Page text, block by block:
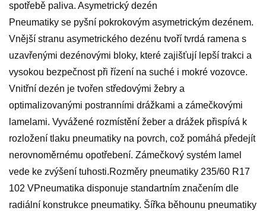
spotřebě paliva. Asymetrický dezén
Pneumatiky se pyšní pokrokovým asymetrickým dezénem.
Vnější stranu asymetrického dezénu tvoří tvrdá ramena s
uzavřenými dezénovými bloky, které zajišťují lepší trakci a
vysokou bezpečnost při řízení na suché i mokré vozovce.
Vnitřní dezén je tvořen středovými žebry a
optimalizovanými postranními drážkami a zámečkovými
lamelami. Vyvážené rozmístění žeber a drážek přispívá k
rozložení tlaku pneumatiky na povrch, což pomáhá předejít
nerovnoměrnému opotřebení. Zámečkový systém lamel
vede ke zvýšení tuhosti.Rozměry pneumatiky 235/60 R17
102 VPneumatika disponuje standartním značením dle
radiální konstrukce pneumatiky. Šířka běhounu pneumatiky